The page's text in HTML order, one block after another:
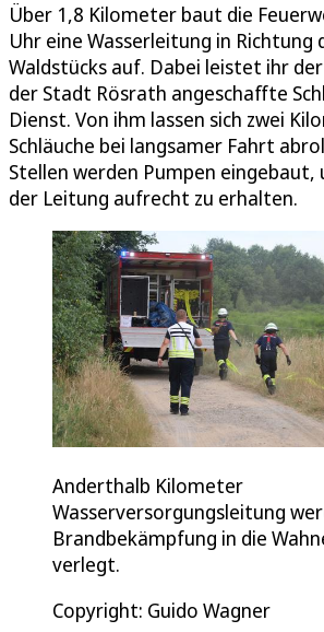
Über 1,8 Kilometer baut die
Uhr eine Wasserleitung in Richtung
Waldstücks auf. Dabei leistet ihr
der Stadt Rösrath angeschaffte
Dienst. Von ihm lassen sich zwei
Schläuche bei langsamer Fahrt
Stellen werden Pumpen eingebaut,
der Leitung aufrecht zu erhalten.
Anderthalb Kilometer
Wasserversorgungsleitung
Brandbekämpfung in die
verlegt.
Copyright: Guido Wagner